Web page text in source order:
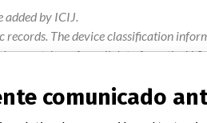
added by ICIJ.
The device classification
on matches of recall data from the
comunicado